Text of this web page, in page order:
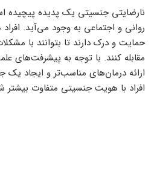
نارضایتی جنسیتی یک پدیده پیچیده
روانی و اجتماعی به وجود می‌آید.
حمایت و درک دارند تا بتوانند با
مقابله کنند. با توجه به پیشرفت‌های
ارائه درمان‌های مناسب‌تر و ایجاد یک
افراد با هویت جنسیتی متفاوت